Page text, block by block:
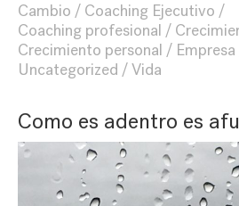
Cambio
Coaching Ejecutivo
Coaching profesional
Crecimiento personal
Empresa
Uncategorized
Vida
Como es adentro es